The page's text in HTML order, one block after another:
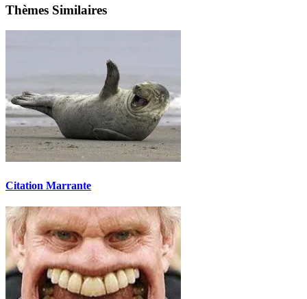
Thèmes Similaires
Citation Marrante